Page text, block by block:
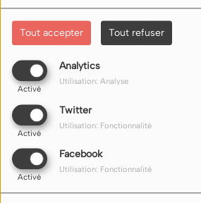
Tout accepter Tout refuser
Analytics
Activé
Utilisation: Analyse
Twitter
Activé
Utilisation: Fonctionnalité
Facebook
Activé
Utilisation: Fonctionnalité
NOUS ÉCOUTER